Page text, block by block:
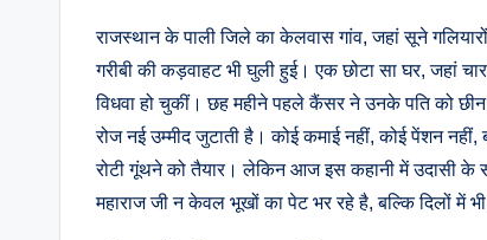
राजस्थान के पाली जिले का केलवास गांव, जहां सूने
गरीबी की कड़वाहट भी घुली हुई। एक छोटा सा घर, जहां
विधवा हो चुकीं। छह महीने पहले कैंसर ने उनके पति को
रोज नई उम्मीद जुटाती है। कोई कमाई नहीं, कोई पेंशन
रोटी गूंथने को तैयार। लेकिन आज इस कहानी में उदासी के
महाराज जी न केवल भूखों का पेट भर रहे है, बल्कि दिलों में